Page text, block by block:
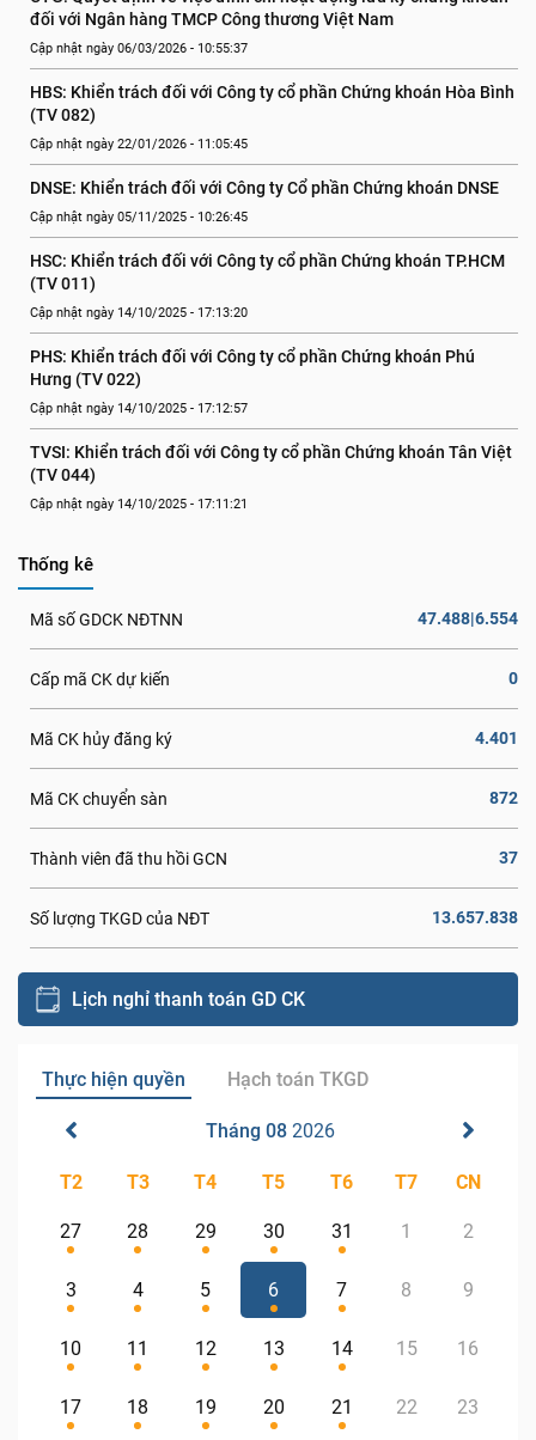
đối với Ngân hàng TMCP Công thương Việt Nam
Cập nhật ngày 06/03/2026 - 10:55:37
HBS: Khiển trách đối với Công ty cổ phần Chứng khoán Hòa Bình
(TV 082)
Cập nhật ngày 22/01/2026 - 11:05:45
DNSE: Khiển trách đối với Công ty Cổ phần Chứng khoán DNSE
Cập nhật ngày 05/11/2025 - 10:26:45
HSC: Khiển trách đối với Công ty cổ phần Chứng khoán TP.HCM
(TV 011)
Cập nhật ngày 14/10/2025 - 17:13:20
PHS: Khiển trách đối với Công ty cổ phần Chứng khoán Phú
Hưng (TV 022)
Cập nhật ngày 14/10/2025 - 17:12:57
TVSI: Khiển trách đối với Công ty cổ phần Chứng khoán Tân Việt
(TV 044)
Cập nhật ngày 14/10/2025 - 17:11:21
Thống kê
Mã số GDCK NĐTNN 47.488|6.554
Cấp mã CK dự kiến 0
Mã CK hủy đăng ký 4.401
Mã CK chuyển sàn 872
Thành viên đã thu hồi GCN 37
Số lượng TKGD của NĐT 13.657.838
Lịch nghỉ thanh toán GD CK
Thực hiện quyền Hạch toán TKGD
Tháng 08 2026
T2 T3 T4 T5 T6 T7 CN
27 28 29 30 31 1 2
3 4 5 6 7 8 9
10 11 12 13 14 15 16
17 18 19 20 21 22 23